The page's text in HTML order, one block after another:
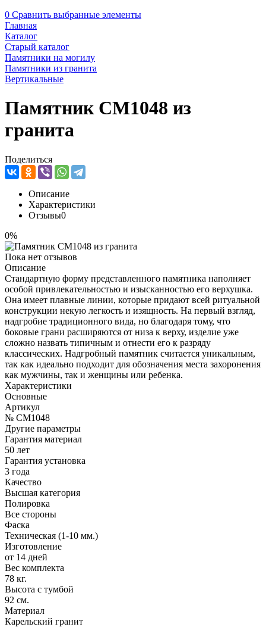
0 Сравнить выбранные элементы
Главная
Каталог
Старый каталог
Памятники на могилу
Памятники из гранита
Вертикальные
Памятник CM1048 из
гранита
Поделиться
Описание
Характеристики
Отзывы0
0%
Пока нет отзывов
Описание
Стандартную форму представленного памятника наполняет
особой привлекательностью и изысканностью его верхушка.
Она имеет плавные линии, которые придают всей ритуальной
конструкции некую легкость и изящность. На первый взгляд,
надгробие традиционного вида, но благодаря тому, что
боковые грани расширяются от низа к верху, изделие уже
сложно назвать типичным и отнести его к разряду
классических. Надгробный памятник считается уникальным,
так как идеально подходит для обозначения места захоронения
как мужчины, так и женщины или ребенка.
Характеристики
Основные
Артикул
№ CM1048
Другие параметры
Гарантия материал
50 лет
Гарантия установка
3 года
Качество
Высшая категория
Полировка
Все стороны
Фаска
Техническая (1-10 мм.)
Изготовление
от 14 дней
Вес комплекта
78 кг.
Высота с тумбой
92 см.
Материал
Карельский гранит